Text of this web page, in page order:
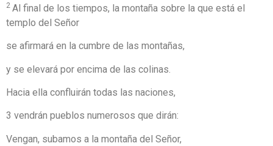
2 Al final de los tiempos, la montaña sobre la que está el
templo del Señor
se afirmará en la cumbre de las montañas,
y se elevará por encima de las colinas.
Hacia ella confluirán todas las naciones,
3 vendrán pueblos numerosos que dirán:
Vengan, subamos a la montaña del Señor,